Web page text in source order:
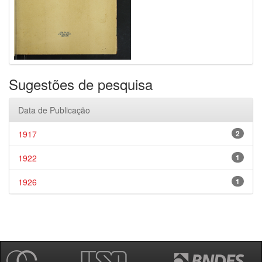
Sugestões de pesquisa
Data de Publicação
2
1917
1
1922
1
1926